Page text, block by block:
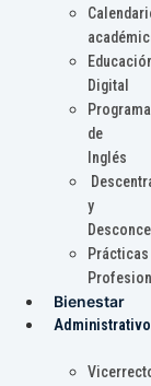
Digital
Programa
de
Inglés
y
Prácticas
Bienestar
Administrativo